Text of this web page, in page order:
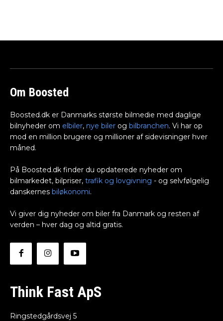
Om Boosted
Boosted.dk er Danmarks største bilmedie med daglige
bilnyheder om elbiler, nye biler og bilbranchen. Vi har op
mod en million brugere og millioner af sidevisninger hver
måned.
På Boosted.dk finder du opdaterede nyheder om
bilmarkedet, bilpriser, trafik og lovgivning - og selvfølgelig
danskernes biløkonomi.
Vi giver dig nyheder om biler fra Danmark og resten af
verden – hver dag og altid gratis.
Think Fast ApS
Ringstedgårdsvej 5